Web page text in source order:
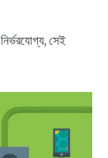
সেই